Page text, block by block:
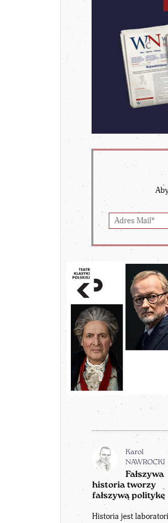
Karol
NAWROCKI
Fałszywa
historia tworzy
fałszywą politykę
Historia jest